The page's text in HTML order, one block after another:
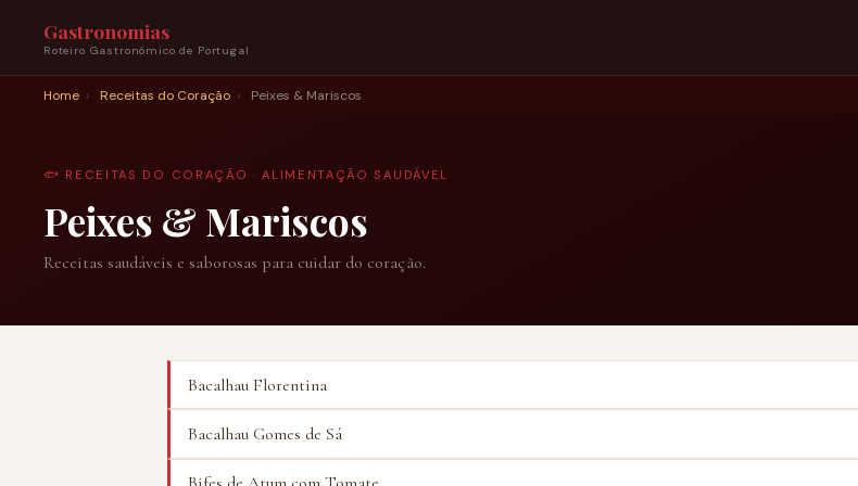
Gastronomias
Roteiro Gastronómico de Portugal
Home › Receitas do Coração › Peixes & Mariscos
🐟 RECEITAS DO CORAÇÃO · ALIMENTAÇÃO SAUDÁVEL
Peixes & Mariscos
Receitas saudáveis e saborosas para cuidar do coração.
Bacalhau Florentina
Bacalhau Gomes de Sá